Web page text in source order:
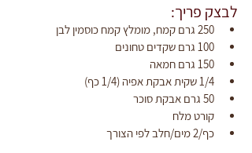
לבצק פריך:
250 גרם קמח, מומלץ קמח כוסמין לבן
100 גרם שקדים טחונים
150 גרם חמאה
1/4 שקית אבקת אפיה (1/4 כף)
50 גרם אבקת סוכר
קורט מלח
כף/2 מים/חלב לפי הצורך